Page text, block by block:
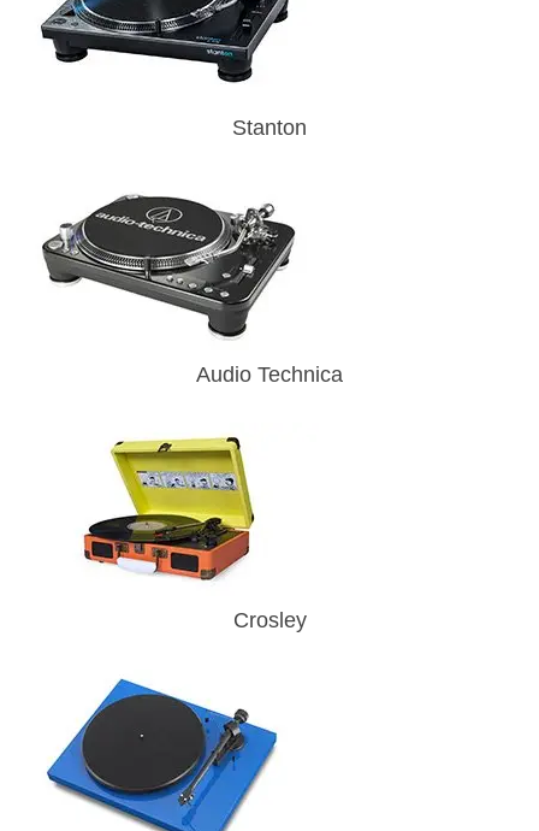
Stanton
Audio Technica
Crosley